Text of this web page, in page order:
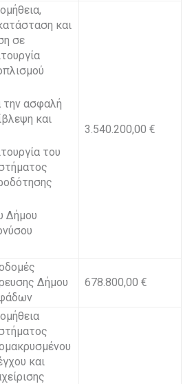
και
σε
την ασφαλή
και
του
Δήμου
3.540.200,00 €
Δήμου
678.800,00 €
και